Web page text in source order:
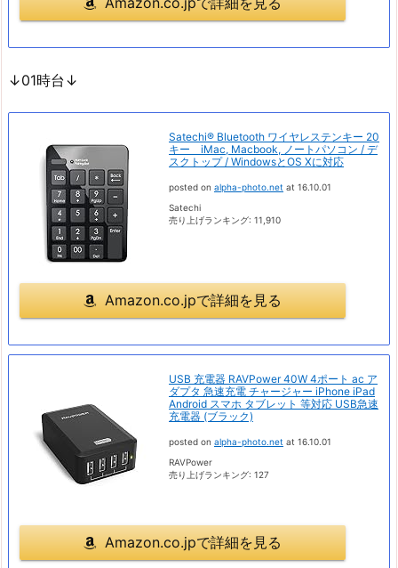
↓01時台↓
Satechi® Bluetooth ワイヤレステンキー 20
キー iMac, Macbook, ノートパソコン / デ
スクトップ / WindowsとOS Xに対応
posted on alpha-photo.net at 16.10.01
Satechi
売り上げランキング: 11,910
Amazon.co.jpで詳細を見る
USB 充電器 RAVPower 40W 4ポート ac ア
ダプタ 急速充電 チャージャー iPhone iPad
Android スマホ タブレット 等対応 USB急速
充電器 (ブラック)
posted on alpha-photo.net at 16.10.01
RAVPower
売り上げランキング: 127
Amazon.co.jpで詳細を見る